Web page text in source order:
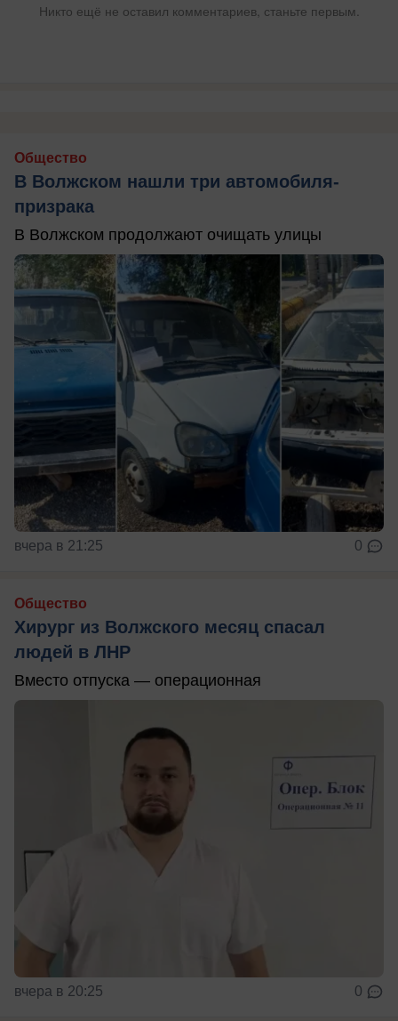
Никто ещё не оставил комментариев, станьте первым.
Общество
В Волжском нашли три автомобиля-
призрака
В Волжском продолжают очищать улицы
вчера в 21:25 0
Общество
Хирург из Волжского месяц спасал
людей в ЛНР
Вместо отпуска — операционная
вчера в 20:25 0